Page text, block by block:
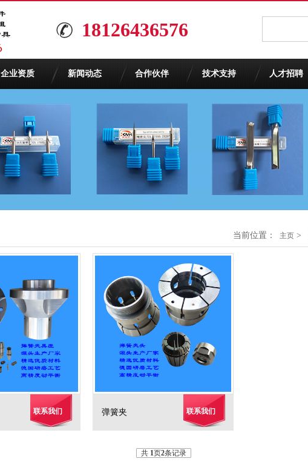
18126436576
企业资质 新闻动态 合作伙伴 技术支持 人才招聘
当前位置： 主页 >
联系我们 弹簧夹 联系我们
共 1页2条记录